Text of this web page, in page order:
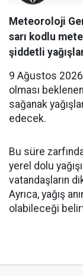
Meteoroloji
sarı kodlu
şiddetli
9 Ağustos
olması
sağanak
edecek.
Bu süre
yerel dolu
vatandaşların
Ayrıca, yağış
olabileceği